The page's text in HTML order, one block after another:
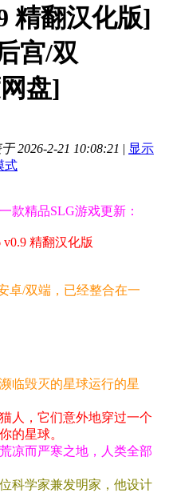
精翻汉化版]
宫/双
盘]
2026-2-21 10:08:21 | 显示
式
款精品SLG游戏更新：
精翻汉化版
卓/双端，已经整合在一
临毁灭的星球运行的星
人，它们意外地穿过一个
的星球。
凉而严寒之地，人类全部
科学家兼发明家，他设计